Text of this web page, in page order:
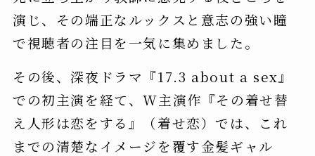
演じ、その端正なルックスと意志の強い瞳
で視聴者の注目を一気に集めました。
その後、深夜ドラマ『17.3 about a sex』
での初主演を経て、W主演作『その着せ替
え人形は恋をする』（着せ恋）では、これ
までの清楚なイメージを覆す金髪ギャル